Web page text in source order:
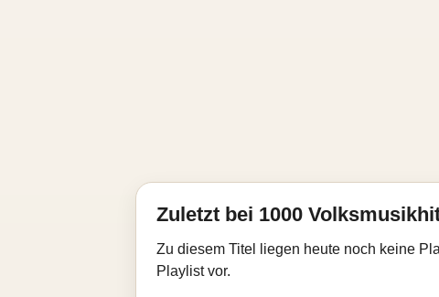
Zuletzt bei 1000
Zu diesem Titel liegen heute noch keine
Playlist vor.